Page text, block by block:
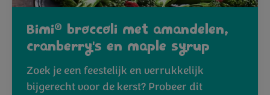
Bimi® broccoli met amandelen,
cranberry's en maple syrup
Zoek je een feestelijk en verrukkelijk
bijgerecht voor de kerst? Probeer dit